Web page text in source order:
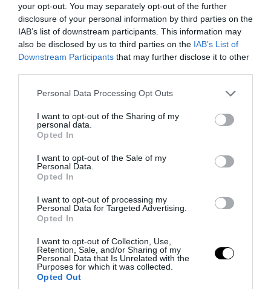
your opt-out. You may separately opt-out of the further
disclosure of your personal information by third parties on the
IAB’s list of downstream participants. This information may
also be disclosed by us to third parties on the IAB’s List of
Downstream Participants that may further disclose it to other
Please note that this website/app uses one or more Google
not limited to your visit or usage behaviour. You may click to
grant or deny consent to Google and its third-party tags to
use your data for below specified purposes in below Google
consent section.
Personal Data Processing Opt Outs
I want to opt-out of the Sharing of my
personal data.
Opted In
I want to opt-out of the Sale of my
Personal Data.
Opted In
I want to opt-out of processing my
Personal Data for Targeted Advertising.
Opted In
I want to opt-out of Collection, Use,
Retention, Sale, and/or Sharing of my
Personal Data that Is Unrelated with the
Purposes for which it was collected.
Opted Out
PRONEWS.GR /ΔΙΕΘΝΗΣ ΑΣΦΑΛΕΙΑ
Το σχέδιο των ισραηλινών για να
πείσουν τον Ν.Τραμπ να χτυπήσει το Ιράν
06.08.2026 | 21:59